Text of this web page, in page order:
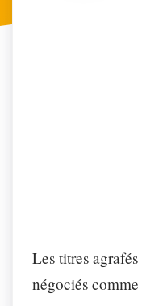
Les titres
négociés